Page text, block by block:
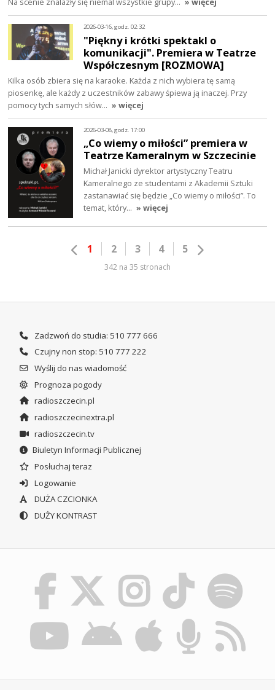
2026-03-16, godz. 02:32
"Piękny i krótki spektakl o
komunikacji". Premiera w Teatrze
Współczesnym [ROZMOWA]
Kilka osób zbiera się na karaoke. Każda z nich wybiera tę samą
piosenkę, ale każdy z uczestników zabawy śpiewa ją inaczej. Przy
pomocy tych samych słów… » więcej
2026-03-08, godz. 17:00
„Co wiemy o miłości” premiera w
Teatrze Kameralnym w Szczecinie
Michał Janicki dyrektor artystyczny Teatru
Kameralnego ze studentami z Akademii Sztuki
zastanawiać się będzie „Co wiemy o miłości”. To
temat, który… » więcej
1 2 3 4 5
342 na 35 stronach
Zadzwoń do studia: 510 777 666
Czujny non stop: 510 777 222
Wyślij do nas wiadomość
Prognoza pogody
radioszczecin.pl
radioszczecinextra.pl
radioszczecin.tv
Biuletyn Informacji Publicznej
Posłuchaj teraz
Logowanie
DUŻA CZCIONKA
DUŻY KONTRAST